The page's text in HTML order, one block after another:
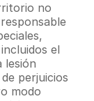
no
el
lesión
perjuicios
modo